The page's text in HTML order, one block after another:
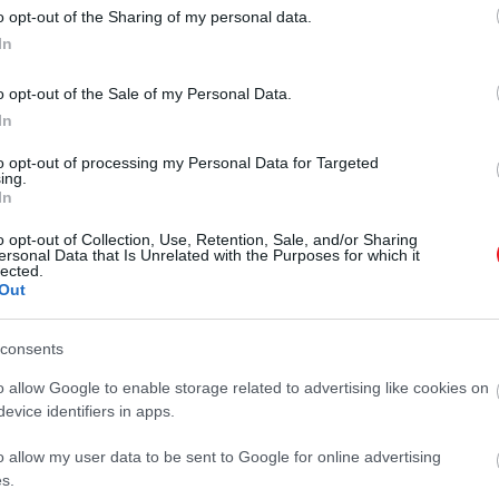
opt-out of the Sharing of my personal data.
opt-out of the Sale of my Personal Data.
opt-out of processing my Personal Data for Targeted
opt-out of Collection, Use, Retention, Sale, and/or Sharing
Data that Is Unrelated with the Purposes for which it
allow Google to enable storage related to advertising like cookies on
identifiers in apps.
allow my user data to be sent to Google for online advertising
A múmia szó hallatán sokunknak
mumifikálódás nem csupán az
során a víz eltűnése miatt a holttest
ölt. Ez a jelenség természetes…